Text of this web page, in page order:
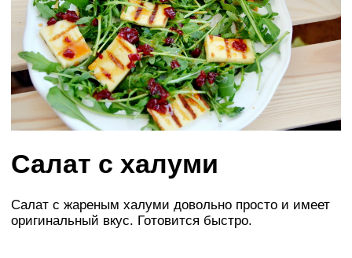
Салат с халуми
Салат с жареным халуми довольно просто и имеет
оригинальный вкус. Готовится быстро.